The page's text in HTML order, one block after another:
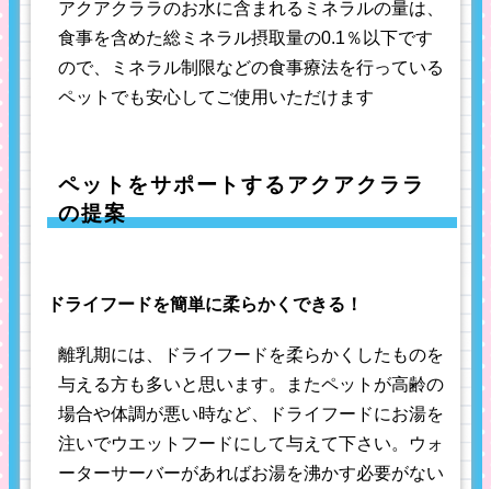
アクアクララのお水に含まれるミネラルの量は、
食事を含めた総ミネラル摂取量の0.1％以下です
ので、ミネラル制限などの食事療法を行っている
ペットでも安心してご使用いただけます
ペットをサポートするアクアクララ
の提案
ドライフードを簡単に柔らかくできる！
離乳期には、ドライフードを柔らかくしたものを
与える方も多いと思います。またペットが高齢の
場合や体調が悪い時など、ドライフードにお湯を
注いでウエットフードにして与えて下さい。ウォ
ーターサーバーがあればお湯を沸かす必要がない